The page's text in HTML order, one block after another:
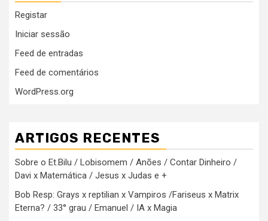
Registar
Iniciar sessão
Feed de entradas
Feed de comentários
WordPress.org
ARTIGOS RECENTES
Sobre o Et.Bilu / Lobisomem / Anões / Contar Dinheiro /
Davi x Matemática / Jesus x Judas e +
Bob Resp: Grays x reptilian x Vampiros /Fariseus x Matrix
Eterna? / 33° grau / Emanuel / IA x Magia